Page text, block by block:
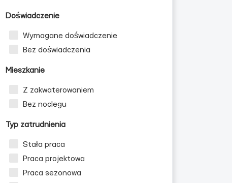
Doświadczenie
Wymagane doświadczenie
Bez doświadczenia
Mieszkanie
Z zakwaterowaniem
Bez noclegu
Typ zatrudnienia
Stała praca
Praca projektowa
Praca sezonowa